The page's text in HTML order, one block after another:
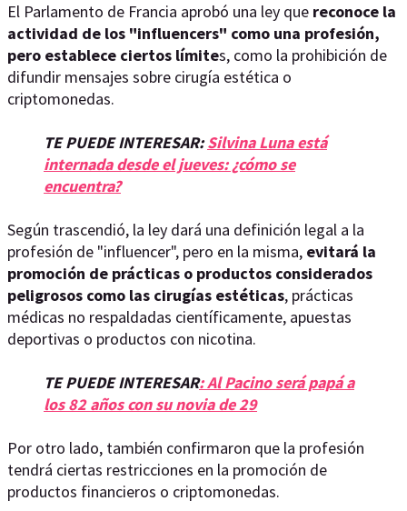
El Parlamento de Francia aprobó una ley que reconoce la
actividad de los "influencers" como una profesión,
pero establece ciertos límites, como la prohibición de
difundir mensajes sobre cirugía estética o
criptomonedas.
TE PUEDE INTERESAR:Silvina Luna está
internada desde el jueves: ¿cómo se
encuentra?
Según trascendió, la ley dará una definición legal a la
profesión de "influencer", pero en la misma, evitará la
promoción de prácticas o productos considerados
peligrosos como las cirugías estéticas, prácticas
médicas no respaldadas científicamente, apuestas
deportivas o productos con nicotina.
TE PUEDE INTERESAR: Al Pacino será papá a
los 82 años con su novia de 29
Por otro lado, también confirmaron que la profesión
tendrá ciertas restricciones en la promoción de
productos financieros o criptomonedas.